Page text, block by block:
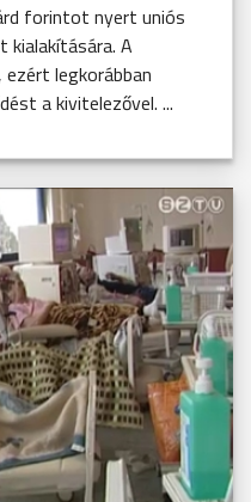
forintot nyert uniós
kialakítására. A
legkorábban
a kivitelezővel. ...